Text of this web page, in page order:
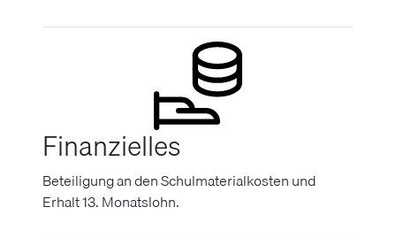
Finanzielles
Beteiligung an den Schulmaterialkosten und
Erhalt 13. Monatslohn.